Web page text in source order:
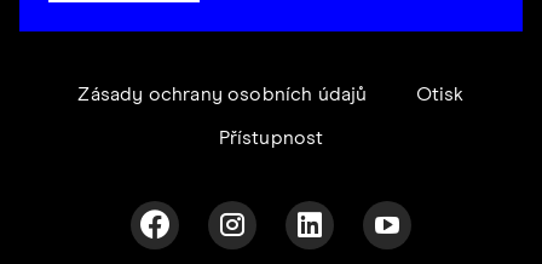
Zásady ochrany osobních údajů Otisk
Přístupnost